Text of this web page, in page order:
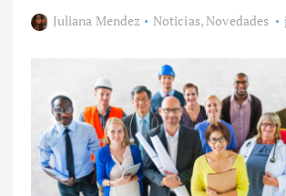
Juliana Mendez Noticias,Novedades